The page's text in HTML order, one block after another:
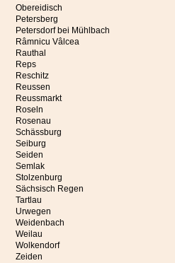
Obereidisch
Petersberg
Petersdorf bei Mühlbach
Râmnicu Vâlcea
Rauthal
Reps
Reschitz
Reussen
Reussmarkt
Roseln
Rosenau
Schässburg
Seiburg
Seiden
Semlak
Stolzenburg
Sächsisch Regen
Tartlau
Urwegen
Weidenbach
Weilau
Wolkendorf
Zeiden